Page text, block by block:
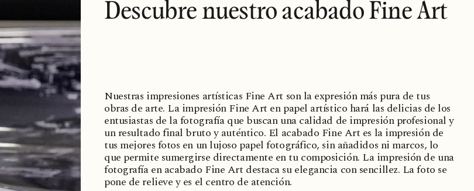
Descubre nuestro acabado Fine Art
Nuestras impresiones artísticas Fine Art son la expresión más pura de tus
obras de arte. La impresión Fine Art en papel artístico hará las delicias de los
entusiastas de la fotografía que buscan una calidad de impresión profesional y
un resultado final bruto y auténtico. El acabado Fine Art es la impresión de
tus mejores fotos en un lujoso papel fotográfico, sin añadidos ni marcos, lo
que permite sumergirse directamente en tu composición. La impresión de una
fotografía en acabado Fine Art destaca su elegancia con sencillez. La foto se
pone de relieve y es el centro de atención.